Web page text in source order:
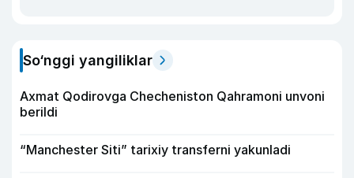
So‘nggi yangiliklar
Axmat Qodirovga Checheniston Qahramoni unvoni
berildi
“Manchester Siti” tarixiy transferni yakunladi